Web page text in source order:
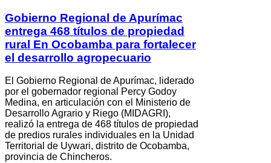
Gobierno Regional de Apurímac
entrega 468 títulos de propiedad
rural En Ocobamba para fortalecer
el desarrollo agropecuario
El Gobierno Regional de Apurímac, liderado
por el gobernador regional Percy Godoy
Medina, en articulación con el Ministerio de
Desarrollo Agrario y Riego (MIDAGRI),
realizó la entrega de 468 títulos de propiedad
de predios rurales individuales en la Unidad
Territorial de Uywari, distrito de Ocobamba,
provincia de Chincheros.